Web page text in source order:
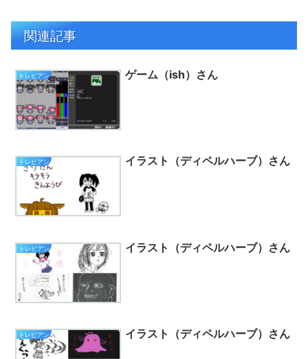
関連記事
トレビアン ゲーム（ish）さん
トレビアン イラスト（ディペルハーブ）さん
トレビアン イラスト（ディペルハーブ）さん
トレビアン イラスト（ディペルハーブ）さん